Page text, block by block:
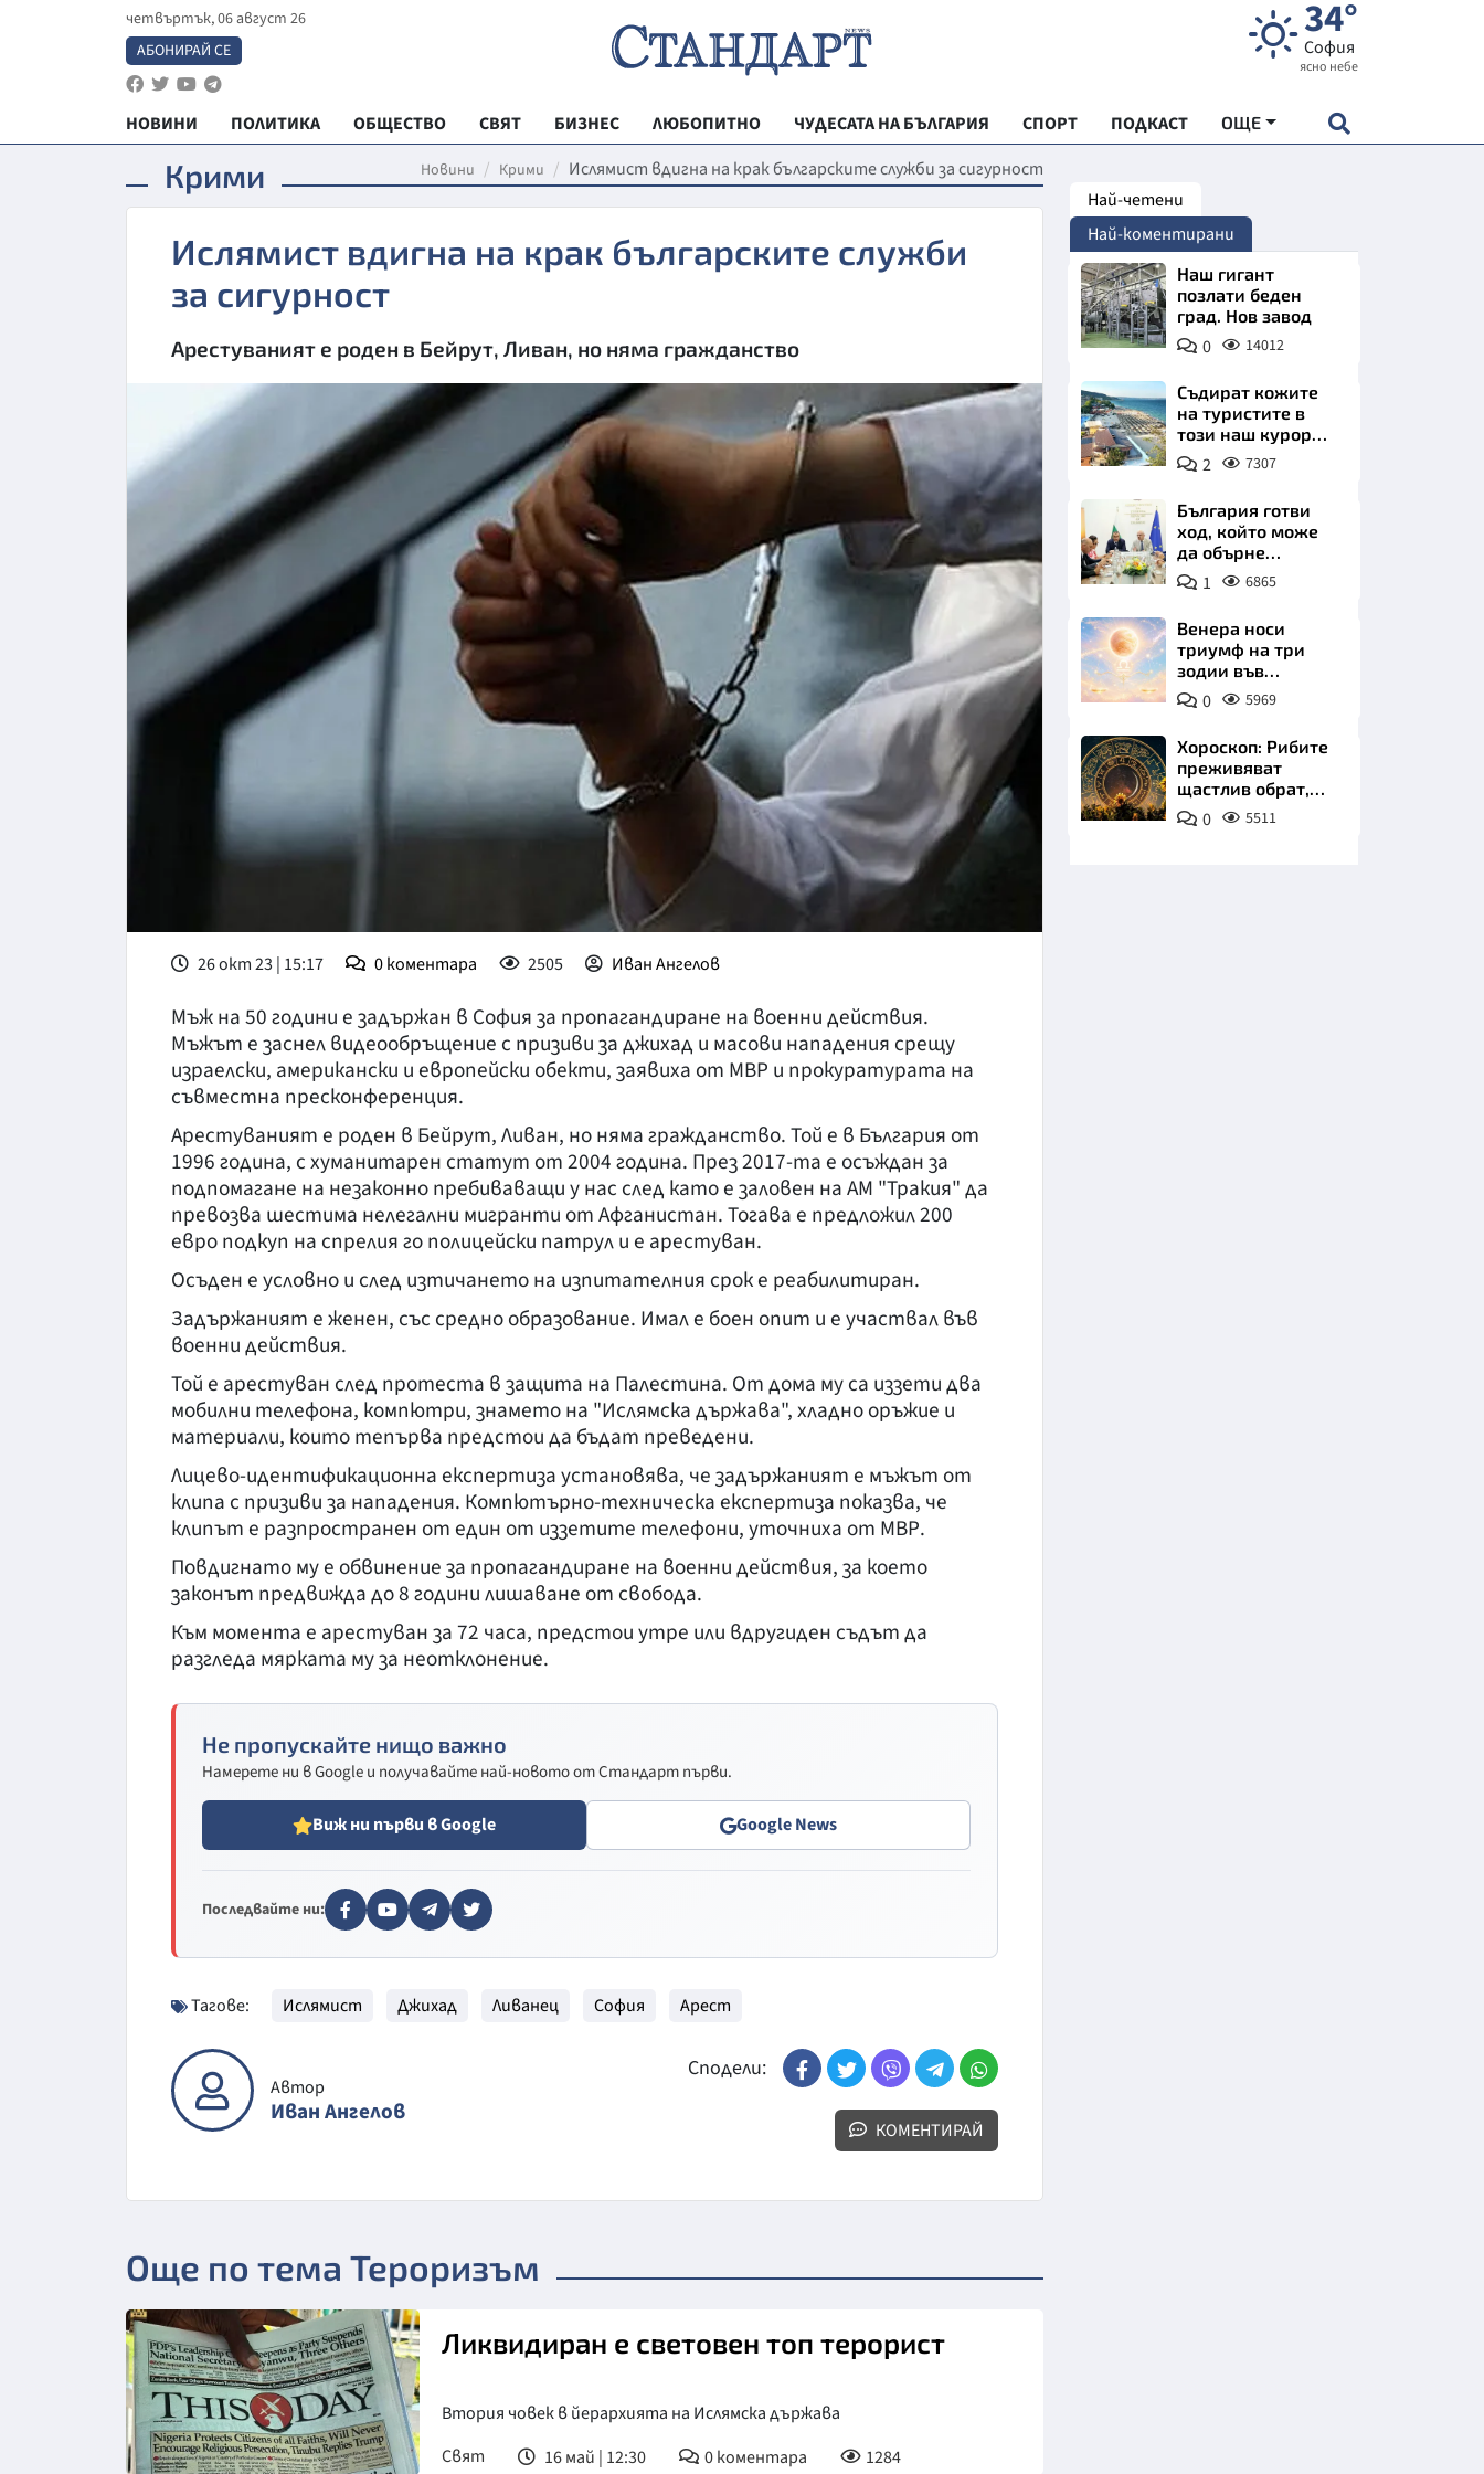
четвъртък, 06 август 26
АБОНИРАЙ СЕ
34°
София
ясно небе
НОВИНИ ПОЛИТИКА ОБЩЕСТВО СВЯТ БИЗНЕС ЛЮБОПИТНО ЧУДЕСАТА НА БЪЛГАРИЯ СПОРТ ПОДКАСТ ОЩЕ
РЕГИОНАЛНИ
ВЕСТНИК СТАНДАРТ
МЛАДЕЖКА АКАДЕМИЯ "ЧУДЕСАТА НА БЪЛГАРИЯ"
ТЕХНОЛОГИИ
ДА!НА БЪЛГАРСКАТА ХРАНА
ДА! НА БЪЛГАРСКАТА ИКОНОМИКА
КУЛТУРА
ПРАВОСЪДИЕ
КРИМИ
КИБЕРЗАЩИТНИЦИ
ВЯРА
ОБЯВИ
ВОЙНАТА В УКРАЙНА
ВРЕМЕТО
Крими Новини Крими Ислямист вдигна на крак българските служби за сигурност
Ислямист вдигна на крак българските служби
за сигурност
Арестуваният е роден в Бейрут, Ливан, но няма гражданство
26 окт 23 | 15:17 0коментара 2505 Иван Ангелов
Мъж на 50 години е задържан в София за пропагандиране на военни действия.
Мъжът е заснел видеообръщение с призиви за джихад и масови нападения срещу
израелски, американски и европейски обекти, заявиха от МВР и прокуратурата на
съвместна пресконференция.
Арестуваният е роден в Бейрут, Ливан, но няма гражданство. Той е в България от
1996 година, с хуманитарен статут от 2004 година. През 2017-та е осъждан за
подпомагане на незаконно пребиваващи у нас след като е заловен на АМ "Тракия" да
превозва шестима нелегални мигранти от Афганистан. Тогава е предложил 200
евро подкуп на спрелия го полицейски патрул и е арестуван.
Осъден е условно и след изтичането на изпитателния срок е реабилитиран.
Задържаният е женен, със средно образование. Имал е боен опит и е участвал във
военни действия.
Той е арестуван след протеста в защита на Палестина. От дома му са иззети два
мобилни телефона, компютри, знамето на "Ислямска държава", хладно оръжие и
материали, които тепърва предстои да бъдат преведени.
Лицево-идентификационна експертиза установява, че задържаният е мъжът от
клипа с призиви за нападения. Компютърно-техническа експертиза показва, че
клипът е разпространен от един от иззетите телефони, уточниха от МВР.
Повдигнато му е обвинение за пропагандиране на военни действия, за което
законът предвижда до 8 години лишаване от свобода.
Към момента е арестуван за 72 часа, предстои утре или вдругиден съдът да
разгледа мярката му за неотклонение.
Не пропускайте нищо важно
Намерете ни в Google и получавайте най-новото от Стандарт първи.
Виж ни първи в Google Google News
Последвайте ни:
Тагове: Ислямист Джихад Ливанец София Арест
Автор
Иван Ангелов
Сподели:
КОМЕНТИРАЙ
Още по тема Тероризъм
Ликвидиран е световен топ терорист
Втория човек в йерархията на Ислямска държава
Свят
16 май | 12:30 0коментара 1284
Най-четени
Най-коментирани
Наш гигант
позлати беден
град. Нов завод
0 14012
Съдират кожите
на туристите в
този наш курорт.
Шокираща
сметка за обяд на
2 7307
България готви
ход, който може
да обърне
туристическия
сезон
1 6865
Венера носи
триумф на три
зодии във
всичките им
начинания до дни
0 5969
Хороскоп: Рибите
преживяват
щастлив обрат,
Телецът започва
важна промяна
0 5511